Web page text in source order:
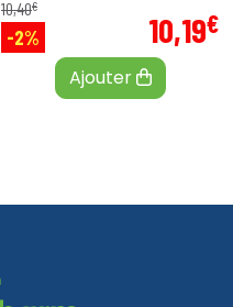
10,40€
-2% 10,19€
Ajouter